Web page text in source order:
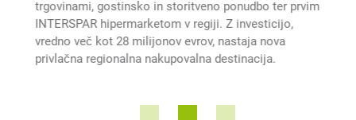
trgovinami, gostinsko in storitveno ponudbo ter prvim
INTERSPAR hipermarketom v regiji. Z investicijo,
vredno več kot 28 milijonov evrov, nastaja nova
privlačna regionalna nakupovalna destinacija.